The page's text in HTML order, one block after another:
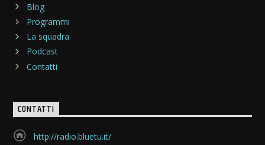
Blog
Programmi
La squadra
Podcast
Contatti
CONTATTI
http://radio.bluetu.it/